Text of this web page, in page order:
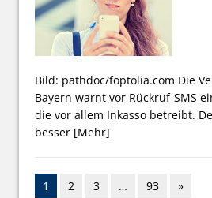
Bild: pathdoc/foptolia.com Die
Bayern warnt vor Rückruf-SMS
die vor allem Inkasso betreibt.
besser [Mehr]
1 2 3 … 93 »